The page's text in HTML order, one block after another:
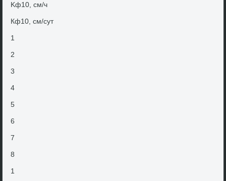
Kф10, см/ч
Кф10, см/сут
1
2
3
4
5
6
7
8
1